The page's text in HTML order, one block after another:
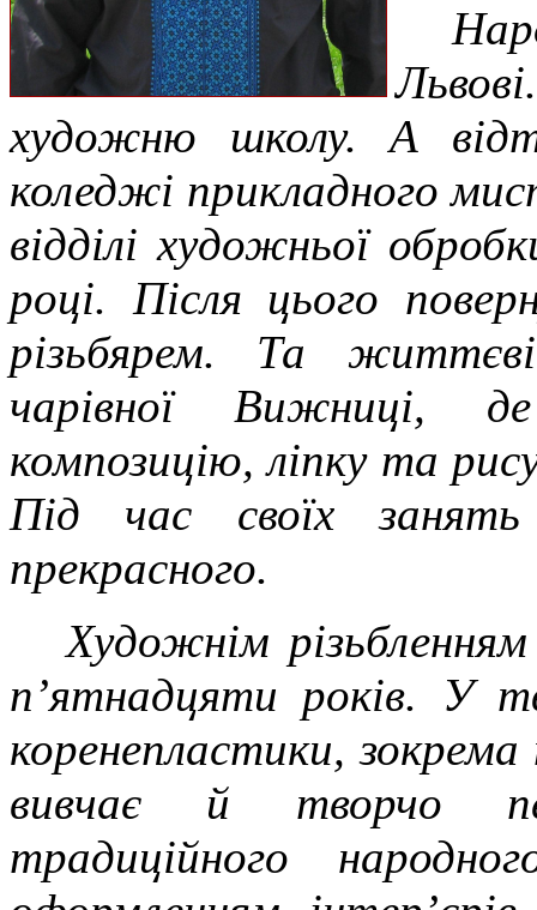
художню школу. А
коледжі прикладного
відділі художньої
році. Після цього
різьбярем. Та
чарівної Вижниці,
композицію, ліпку та
Під час своїх
прекрасного.
Художнім
п’ятнадцяти років. У
коренепластики, зокрема
вивчає й творчо
традиційного